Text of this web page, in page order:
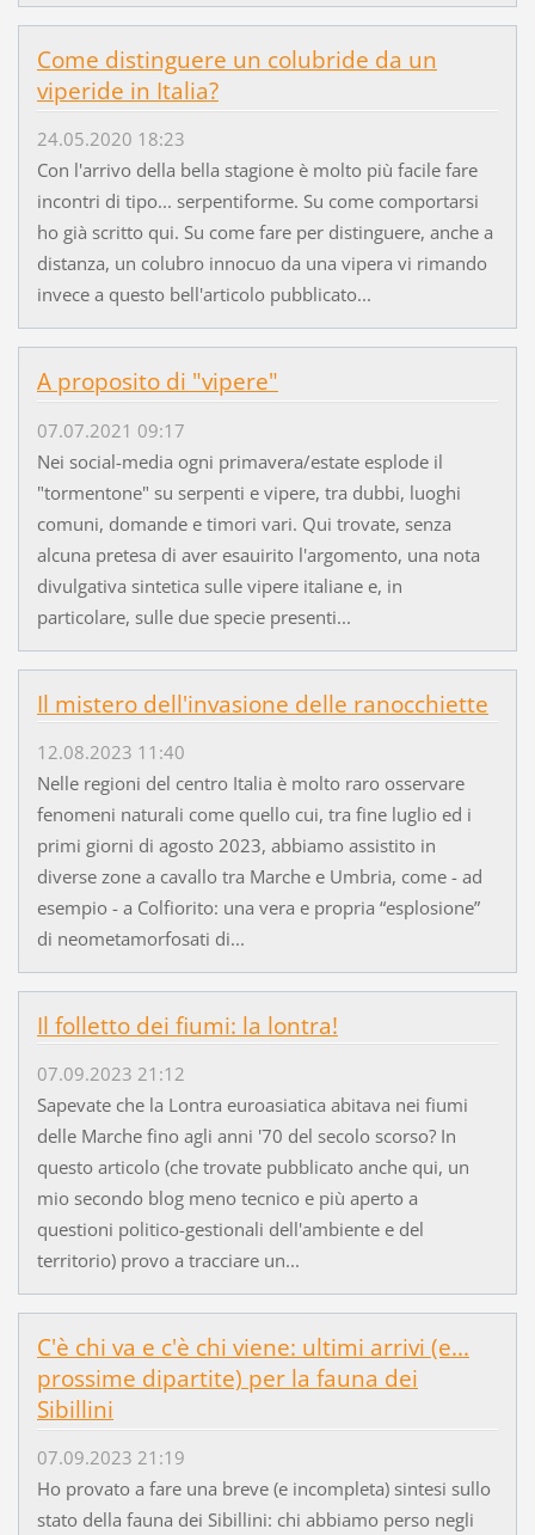
Come distinguere un colubride da un
viperide in Italia?
24.05.2020 18:23
Con l'arrivo della bella stagione è molto più facile fare
incontri di tipo... serpentiforme. Su come comportarsi
ho già scritto qui. Su come fare per distinguere, anche a
distanza, un colubro innocuo da una vipera vi rimando
invece a questo bell'articolo pubblicato...
A proposito di "vipere"
07.07.2021 09:17
Nei social-media ogni primavera/estate esplode il
"tormentone" su serpenti e vipere, tra dubbi, luoghi
comuni, domande e timori vari. Qui trovate, senza
alcuna pretesa di aver esauirito l'argomento, una nota
divulgativa sintetica sulle vipere italiane e, in
particolare, sulle due specie presenti...
Il mistero dell'invasione delle ranocchiette
12.08.2023 11:40
Nelle regioni del centro Italia è molto raro osservare
fenomeni naturali come quello cui, tra fine luglio ed i
primi giorni di agosto 2023, abbiamo assistito in
diverse zone a cavallo tra Marche e Umbria, come - ad
esempio - a Colfiorito: una vera e propria “esplosione”
di neometamorfosati di...
Il folletto dei fiumi: la lontra!
07.09.2023 21:12
Sapevate che la Lontra euroasiatica abitava nei fiumi
delle Marche fino agli anni '70 del secolo scorso? In
questo articolo (che trovate pubblicato anche qui, un
mio secondo blog meno tecnico e più aperto a
questioni politico-gestionali dell'ambiente e del
territorio) provo a tracciare un...
C'è chi va e c'è chi viene: ultimi arrivi (e...
prossime dipartite) per la fauna dei
Sibillini
07.09.2023 21:19
Ho provato a fare una breve (e incompleta) sintesi sullo
stato della fauna dei Sibillini: chi abbiamo perso negli